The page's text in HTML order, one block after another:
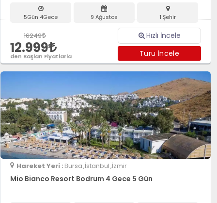
5Gün 4Gece 9 Ağustos 1 Şehir
16249
12.999
den Başlan Fiyatlarla
Hızlı İncele
Turu İncele
Hareket Yeri : Bursa,İstanbul,İzmir
Mio Bianco Resort Bodrum 4 Gece 5 Gün